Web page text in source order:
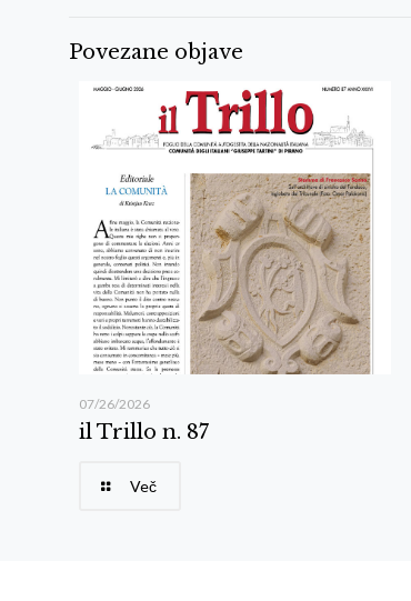
Povezane objave
07/26/2026
il Trillo n. 87
Več